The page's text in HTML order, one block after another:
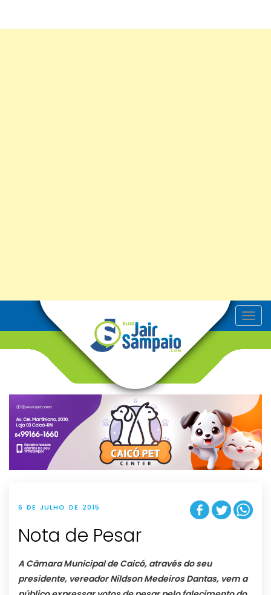
T
o
v
g
t
i
o
n
6 DE JULHO DE 2015
Nota de Pesar
A Câmara Municipal de Caicó, através do seu
presidente, vereador Nildson Medeiros Dantas, vem a